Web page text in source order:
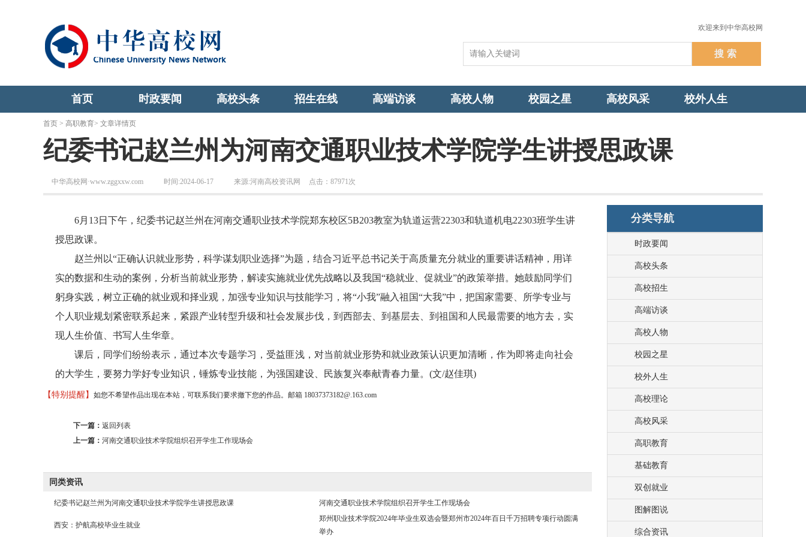
欢迎来到中华高校网
首页 时政要闻 高校头条 招生在线 高端访谈 高校人物 校园之星 高校风采 校外人生
首页 > 高职教育> 文章详情页
纪委书记赵兰州为河南交通职业技术学院学生讲授思政课
中华高校网·www.zggxxw.com 时间:2024-06-17 来源:河南高校资讯网 点击： 87971次
6月13日下午，纪委书记赵兰州在河南交通职业技术学院郑东校区5B203教室为轨道运营22303和轨道机电22303班学生讲
授思政课。
赵兰州以“正确认识就业形势，科学谋划职业选择”为题，结合习近平总书记关于高质量充分就业的重要讲话精神，用详
实的数据和生动的案例，分析当前就业形势，解读实施就业优先战略以及我国“稳就业、促就业”的政策举措。她鼓励同学们
躬身实践，树立正确的就业观和择业观，加强专业知识与技能学习，将“小我”融入祖国“大我”中，把国家需要、所学专业与
个人职业规划紧密联系起来，紧跟产业转型升级和社会发展步伐，到西部去、到基层去、到祖国和人民最需要的地方去，实
现人生价值、书写人生华章。
课后，同学们纷纷表示，通过本次专题学习，受益匪浅，对当前就业形势和就业政策认识更加清晰，作为即将走向社会
的大学生，要努力学好专业知识，锤炼专业技能，为强国建设、民族复兴奉献青春力量。(文/赵佳琪)
【特别提醒】 如您不希望作品出现在本站，可联系我们要求撤下您的作品。邮箱 18037373182@.163.com
下一篇： 返回列表
上一篇： 河南交通职业技术学院组织召开学生工作现场会
同类资讯
纪委书记赵兰州为河南交通职业技术学院学生讲授思政课 河南交通职业技术学院组织召开学生工作现场会
西安：护航高校毕业生就业
郑州职业技术学院2024年毕业生双选会暨郑州市2024年百日千万招聘专项行动圆满
举办
分类导航
时政要闻
高校头条
高校招生
高端访谈
高校人物
校园之星
校外人生
高校理论
高校风采
高职教育
基础教育
双创就业
图解图说
综合资讯